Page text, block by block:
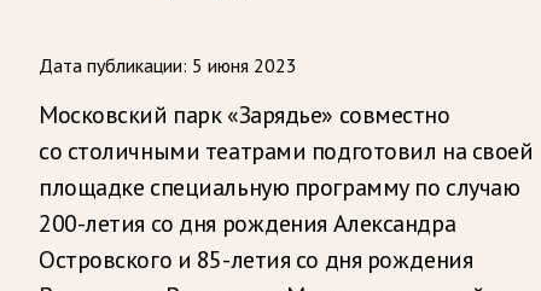
Дата публикации: 5 июня 2023
Московский парк «Зарядье» совместно
со столичными театрами подготовил на своей
площадке специальную программу по случаю
200-летия со дня рождения Александра
Островского и 85-летия со дня рождения